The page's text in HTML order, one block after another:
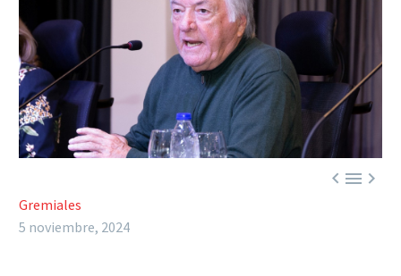

Gremiales
5 noviembre, 2024